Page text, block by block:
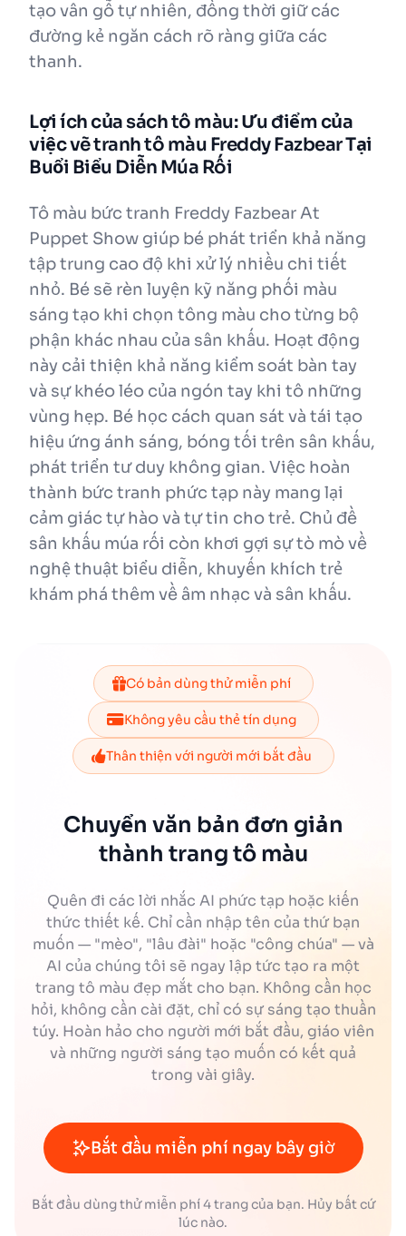
tạo vân gỗ tự nhiên, đồng thời giữ các
đường kẻ ngăn cách rõ ràng giữa các
thanh.
Lợi ích của sách tô màu: Ưu điểm của
việc vẽ tranh tô màu Freddy Fazbear Tại
Buổi Biểu Diễn Múa Rối
Tô màu bức tranh Freddy Fazbear At
Puppet Show giúp bé phát triển khả năng
tập trung cao độ khi xử lý nhiều chi tiết
nhỏ. Bé sẽ rèn luyện kỹ năng phối màu
sáng tạo khi chọn tông màu cho từng bộ
phận khác nhau của sân khấu. Hoạt động
này cải thiện khả năng kiểm soát bàn tay
và sự khéo léo của ngón tay khi tô những
vùng hẹp. Bé học cách quan sát và tái tạo
hiệu ứng ánh sáng, bóng tối trên sân khấu,
phát triển tư duy không gian. Việc hoàn
thành bức tranh phức tạp này mang lại
cảm giác tự hào và tự tin cho trẻ. Chủ đề
sân khấu múa rối còn khơi gợi sự tò mò về
nghệ thuật biểu diễn, khuyến khích trẻ
khám phá thêm về âm nhạc và sân khấu.
Có bản dùng thử miễn phí
Không yêu cầu thẻ tín dụng
Thân thiện với người mới bắt đầu
Chuyển văn bản đơn giản
thành trang tô màu
Quên đi các lời nhắc AI phức tạp hoặc kiến
thức thiết kế. Chỉ cần nhập tên của thứ bạn
muốn — "mèo", "lâu đài" hoặc "công chúa" — và
AI của chúng tôi sẽ ngay lập tức tạo ra một
trang tô màu đẹp mắt cho bạn. Không cần học
hỏi, không cần cài đặt, chỉ có sự sáng tạo thuần
túy. Hoàn hảo cho người mới bắt đầu, giáo viên
và những người sáng tạo muốn có kết quả
trong vài giây.
Bắt đầu miễn phí ngay bây giờ
Bắt đầu dùng thử miễn phí 4 trang của bạn. Hủy bất cứ
lúc nào.